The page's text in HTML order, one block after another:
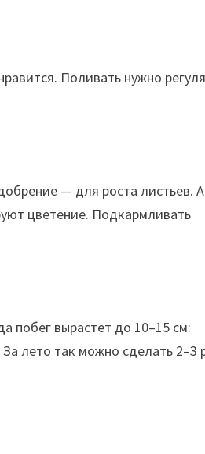
Поливать нужно
— для роста листьев.
цветение. Подкармливать
побег вырастет до 10–15 см:
лето так можно сделать 2–3